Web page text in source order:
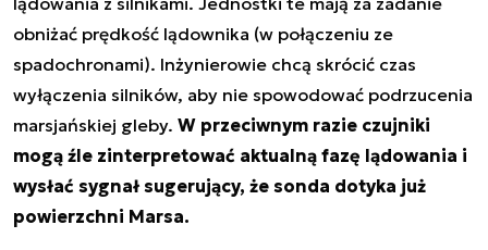
obniżać prędkość lądownika (w połączeniu ze
spadochronami). Inżynierowie chcą skrócić czas
wyłączenia silników, aby nie spowodować podrzucenia
marsjańskiej gleby. W przeciwnym razie czujniki
mogą źle zinterpretować aktualną fazę lądowania i
wysłać sygnał sugerujący, że sonda dotyka już
powierzchni Marsa.